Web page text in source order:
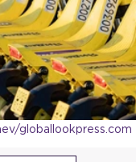
globallookpress.com